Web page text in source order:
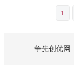
1
争先创优网